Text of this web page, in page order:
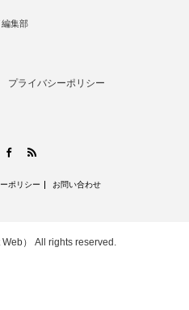
集部
プライバシーポリシー
TwitterFacebook
ポリシー お問い合わせ
） All rights reserved.